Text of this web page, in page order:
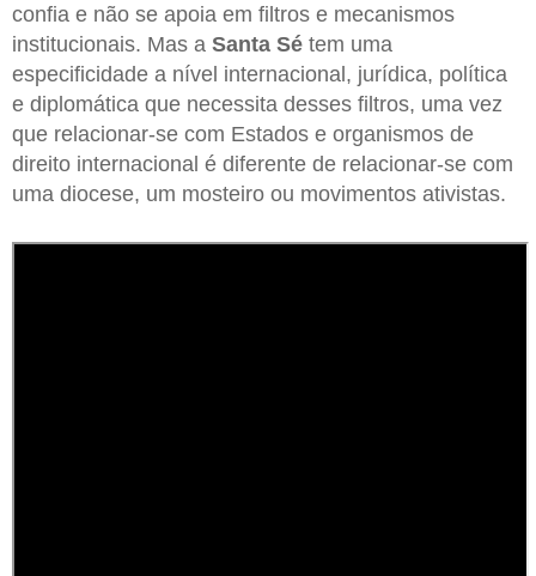
confia e não se apoia em filtros e mecanismos
institucionais. Mas a Santa Sé tem uma
especificidade a nível internacional, jurídica, política
e diplomática que necessita desses filtros, uma vez
que relacionar-se com Estados e organismos de
direito internacional é diferente de relacionar-se com
uma diocese, um mosteiro ou movimentos ativistas.